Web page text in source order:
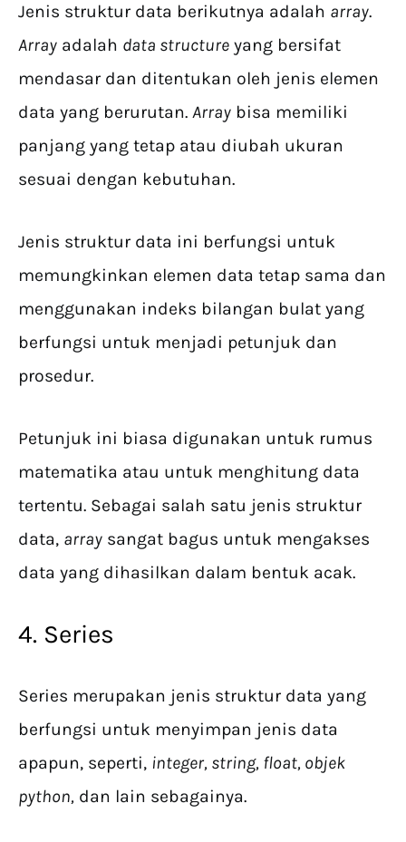
Jenis struktur data berikutnya adalah array.
Array adalah data structure yang bersifat
mendasar dan ditentukan oleh jenis elemen
data yang berurutan. Array bisa memiliki
panjang yang tetap atau diubah ukuran
sesuai dengan kebutuhan.
Jenis struktur data ini berfungsi untuk
memungkinkan elemen data tetap sama dan
menggunakan indeks bilangan bulat yang
berfungsi untuk menjadi petunjuk dan
prosedur.
Petunjuk ini biasa digunakan untuk rumus
matematika atau untuk menghitung data
tertentu. Sebagai salah satu jenis struktur
data, array sangat bagus untuk mengakses
data yang dihasilkan dalam bentuk acak.
4. Series
Series merupakan jenis struktur data yang
berfungsi untuk menyimpan jenis data
apapun, seperti, integer, string, float, objek
python, dan lain sebagainya.